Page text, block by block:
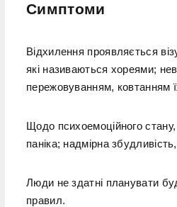
Симптоми
Відхилення проявляється
які називаються хореями;
пережовуванням, ковтанням
Щодо психоемоційного
паніка; надмірна
Люди не здатні планувати
правил.